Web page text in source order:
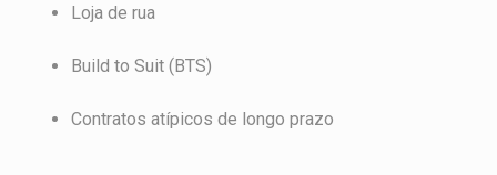
Loja de rua
Build to Suit (BTS)
Contratos atípicos de longo prazo